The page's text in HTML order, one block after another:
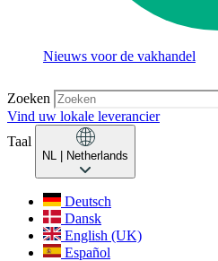
Nieuws voor de vakhandel
Zoeken
Vind uw lokale leverancier
Taal
NL | Netherlands
Deutsch
Dansk
English (UK)
Español